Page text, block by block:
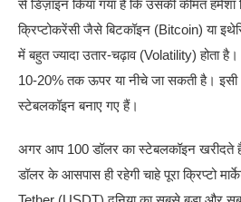
से डिज़ाइन किया गया है कि उसकी कीमत
क्रिप्टोकरेंसी जैसे बिटकॉइन (Bitcoin) या
में बहुत ज्यादा उतार-चढ़ाव (Volatility) होता
10-20% तक ऊपर या नीचे जा सकती है।
स्टेबलकॉइन बनाए गए हैं।
अगर आप 100 डॉलर का स्टेबलकॉइन खरीदते
डॉलर के आसपास ही रहेगी चाहे पूरा क्रिप्टो